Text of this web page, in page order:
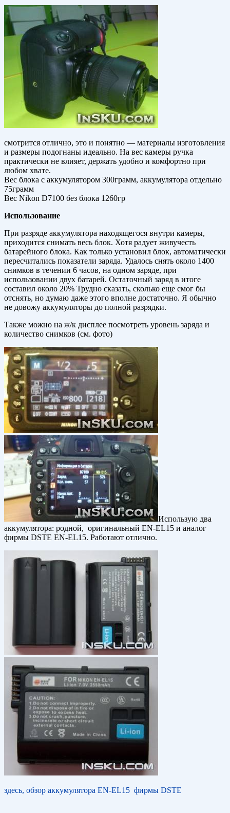
смотрится отлично, это и понятно — материалы изготовления
и размеры подогнаны идеально. На вес камеры ручка
практически не влияет, держать удобно и комфортно при
любом хвате.
Вес блока с аккумулятором 300грамм, аккумулятора отдельно
75грамм
Вес Nikon D7100 без блока 1260гр
Использование
При разряде аккумулятора находящегося внутри камеры,
приходится снимать весь блок. Хотя радует живучесть
батарейного блока. Как только установил блок, автоматически
пересчитались показатели заряда. Удалось снять около 1400
снимков в течении 6 часов, на одном заряде, при
использовании двух батарей. Остаточный заряд в итоге
составил около 20% Трудно сказать, сколько еще смог бы
отснять, но думаю даже этого вполне достаточно. Я обычно
не довожу аккумуляторы до полной разрядки.
Также можно на ж/к дисплее посмотреть уровень заряда и
количество снимков (см. фото)
Использую два
аккумулятора: родной, оригинальный EN-EL15 и аналог
фирмы DSTE EN-EL15. Работают отлично.
здесь, обзор аккумулятора EN-EL15 фирмы DSTE